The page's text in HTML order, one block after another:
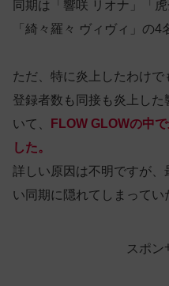
同期は「響咲 リオナ」「
「綺々羅々 ヴィヴィ」の4
ただ、特に炎上したわけ
登録者数も同接も炎上し
いて、
FLOW GLOWの中
した。
詳しい原因は不明ですが
い同期に隠れてしまってい
スポン